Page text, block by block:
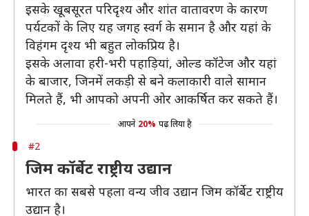
इसके खूबसूरत परिदृश्य और शांत वातावरण के कारण
पर्यटकों के लिए यह जगह स्वर्ग के समान है और यहां के
विहंगम दृश्य भी बहुत लोकप्रिय है।
इसके अलावा हरी-भरी पहाड़ियां, ओल्ड कॉटेज और यहां
के बाजार, जिनमें लकड़ी से बने कलाकारी वाले सामान
मिलते हैं, भी आपको अपनी ओर आकर्षित कर सकते हैं।
आपने 20% पढ़ लिया है
#2
जिम कॉर्बेट राष्ट्रीय उद्यान
भारत का सबसे पहला वन्य जीव उद्यान जिम कॉर्बेट राष्ट्रीय
उद्यान है।